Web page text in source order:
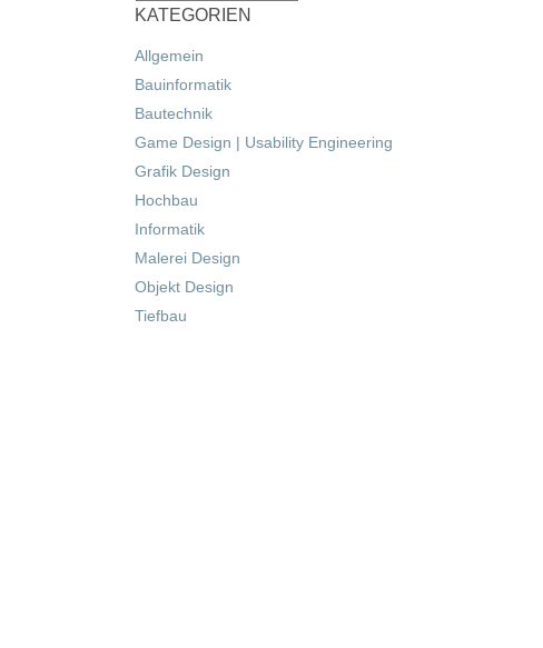
KATEGORIEN
Allgemein
Bauinformatik
Bautechnik
Game Design | Usability Engineering
Grafik Design
Hochbau
Informatik
Malerei Design
Objekt Design
Tiefbau